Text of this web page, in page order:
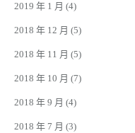
2019 年 1 月 (4)
2018 年 12 月 (5)
2018 年 11 月 (5)
2018 年 10 月 (7)
2018 年 9 月 (4)
2018 年 7 月 (3)